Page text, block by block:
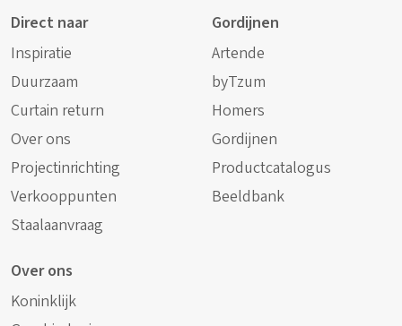
Direct naar
Inspiratie
Duurzaam
Curtain return
Over ons
Projectinrichting
Verkooppunten
Staalaanvraag
Gordijnen
Artende
byTzum
Homers
Gordijnen
Productcatalogus
Beeldbank
Over ons
Koninklijk